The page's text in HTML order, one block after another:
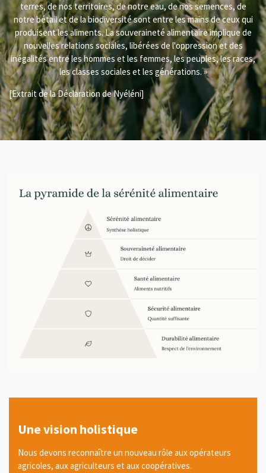
terres, de nos territoires, de notre eau, de nos semences, de
notre bétail et de la biodiversité sont entre les mains de ceux qui
produisent les aliments. La souveraineté alimentaire implique de
nouvelles relations sociales, libérées de l'oppression et des
inégalités entre les hommes et les femmes, les peuples, les races,
les classes sociales et les générations. »
[Extrait de la Déclaration de Nyéléni]
Une vision holistique
Nous devons reconnaître un nouveau rôle aux opérateurs
agricoles, aux agriculteurs et aux coopératives.